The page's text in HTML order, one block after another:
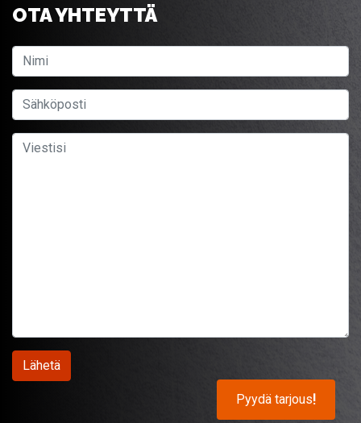
OTA YHTEYTTÄ
Pyydä tarjous!